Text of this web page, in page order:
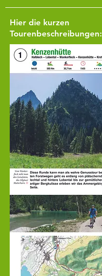
Hier die kurzen
Tourenbeschreibungen: